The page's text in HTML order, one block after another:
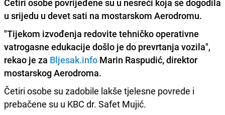
u srijedu u devet sati na mostarskom Aerodromu.
"Tijekom izvođenja redovite tehničko operativne
vatrogasne edukacije došlo je do prevrtanja vozila",
rekao je za Bljesak.info Marin Raspudić, direktor
mostarskog Aerodroma.
Četiri osobe su zadobile lakše tjelesne povrede i
prebačene su u KBC dr. Safet Mujić.